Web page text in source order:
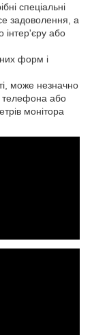
спеціальні
задоволення, а
інтер'єру або
форм і
може незначно
телефона або
монітора